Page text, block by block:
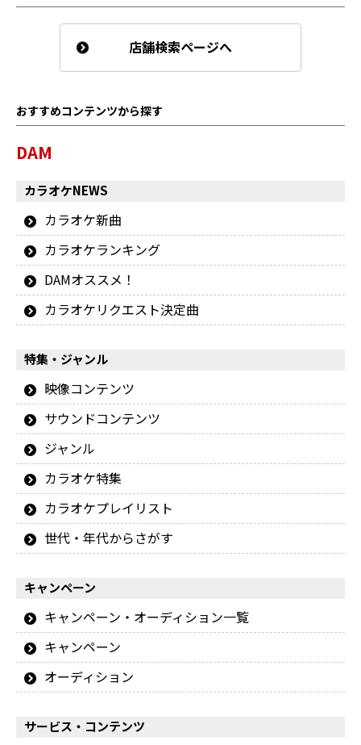
店舗検索ページへ
おすすめコンテンツから探す
DAM
カラオケNEWS
カラオケ新曲
カラオケランキング
DAMオススメ！
カラオケリクエスト決定曲
特集・ジャンル
映像コンテンツ
サウンドコンテンツ
ジャンル
カラオケ特集
カラオケプレイリスト
世代・年代からさがす
キャンペーン
キャンペーン・オーディション一覧
キャンペーン
オーディション
サービス・コンテンツ